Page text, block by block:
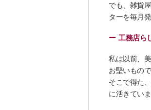
でも、雑貨
ターを毎月
工務店ら
私は以前、
お堅いもの
そこで得た
に活きていま